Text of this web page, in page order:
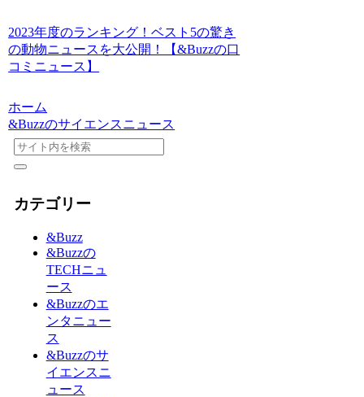
2023年度のランキング！ベスト5の驚き
の動物ニュースを大公開！【&Buzzの口
コミニュース】
ホーム
&Buzzのサイエンスニュース
カテゴリー
&Buzz
&Buzzの
TECHニュ
ース
&Buzzのエ
ンタニュー
ス
&Buzzのサ
イエンスニ
ュース